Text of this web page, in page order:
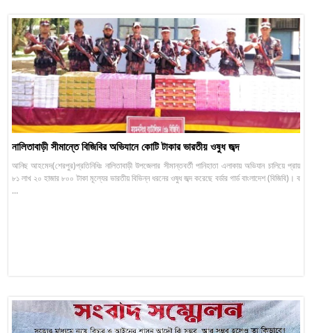
নালিতাবাড়ী সীমান্তে বিজিবির অভিযানে কোটি টাকার ভারতীয় ওষুধ জব্দ
আনিছ আহমেদ(শেরপুর)প্রতিনিধিঃ নালিতাবাড়ী উপজেলার সীমান্তবর্তী পানিহাতা এলাকায় অভিযান চালিয়ে প্রায়
৮১ লাখ ২০ হাজার ৮০০ টাকা মূল্যের ভারতীয় বিভিন্ন ধরনের ওষুধ জব্দ করেছে বর্ডার গার্ড বাংলাদেশ (বিজিবি)। ব
...